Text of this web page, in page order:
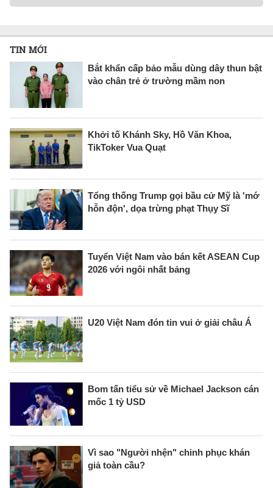
TIN MỚI
Bắt khẩn cấp bảo mẫu dùng dây thun bật
vào chân trẻ ở trường mầm non
Khởi tố Khánh Sky, Hồ Văn Khoa,
TikToker Vua Quạt
Tổng thống Trump gọi bầu cử Mỹ là 'mớ
hỗn độn', dọa trừng phạt Thụy Sĩ
Tuyển Việt Nam vào bán kết ASEAN Cup
2026 với ngôi nhất bảng
U20 Việt Nam đón tin vui ở giải châu Á
Bom tấn tiểu sử về Michael Jackson cán
mốc 1 tỷ USD
Vì sao "Người nhện" chinh phục khán
giả toàn cầu?